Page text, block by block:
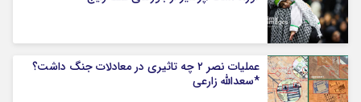
عملیات نصر ۲ چه تاثیری در معادلات جنگ داشت؟
*سعدالله زارعی